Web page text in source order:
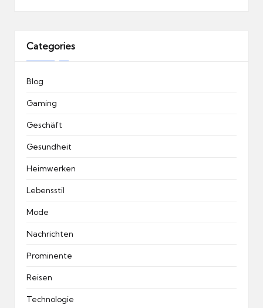
Categories
Blog
Gaming
Geschäft
Gesundheit
Heimwerken
Lebensstil
Mode
Nachrichten
Prominente
Reisen
Technologie